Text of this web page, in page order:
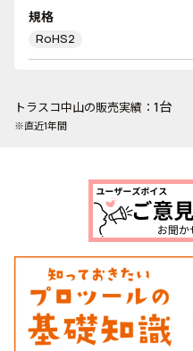
規格
RoHS2
トラスコ中山の販売実績： 1台
※直近1年間